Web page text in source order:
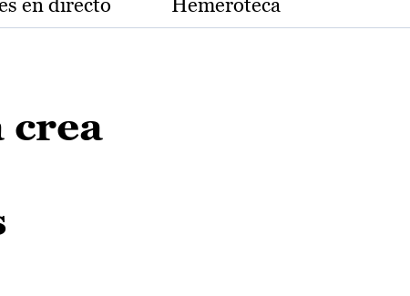
en directo Hemeroteca
crea